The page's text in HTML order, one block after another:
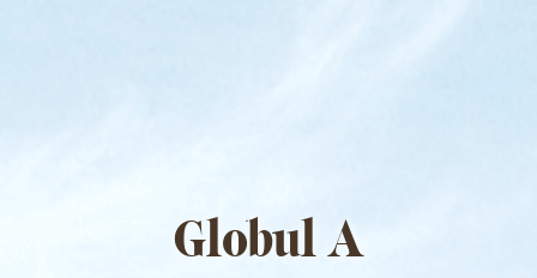
Globul A